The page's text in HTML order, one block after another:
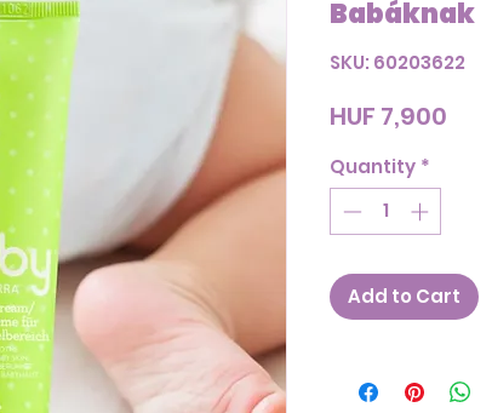
Babáknak
SKU: 60203622
HUF 7,900
Quantity *
Add to Cart